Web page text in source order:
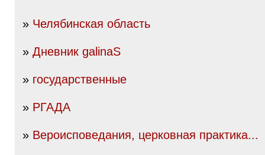
» Челябинская область
» Дневник galinaS
» государственные
» РГАДА
» Вероисповедания, церковная практика...